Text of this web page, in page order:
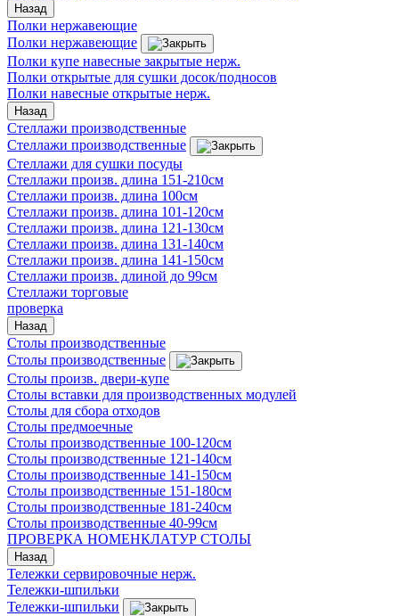
Назад
Полки нержавеющие
Полки нержавеющие
Полки купе навесные закрытые нерж.
Полки открытые для сушки досок/подносов
Полки навесные открытые нерж.
Назад
Стеллажи производственные
Стеллажи производственные
Стеллажи для сушки посуды
Стеллажи произв. длина 151-210см
Стеллажи произв. длина 100см
Стеллажи произв. длина 101-120см
Стеллажи произв. длина 121-130см
Стеллажи произв. длина 131-140см
Стеллажи произв. длина 141-150см
Стеллажи произв. длиной до 99см
Стеллажи торговые
проверка
Назад
Столы производственные
Столы производственные
Столы произв. двери-купе
Столы вставки для производственных модулей
Столы для сбора отходов
Столы предмоечные
Столы производственные 100-120см
Столы производственные 121-140см
Столы производственные 141-150см
Столы производственные 151-180см
Столы производственные 181-240см
Столы производственные 40-99см
ПРОВЕРКА НОМЕНКЛАТУР СТОЛЫ
Назад
Тележки сервировочные нерж.
Тележки-шпильки
Тележки-шпильки